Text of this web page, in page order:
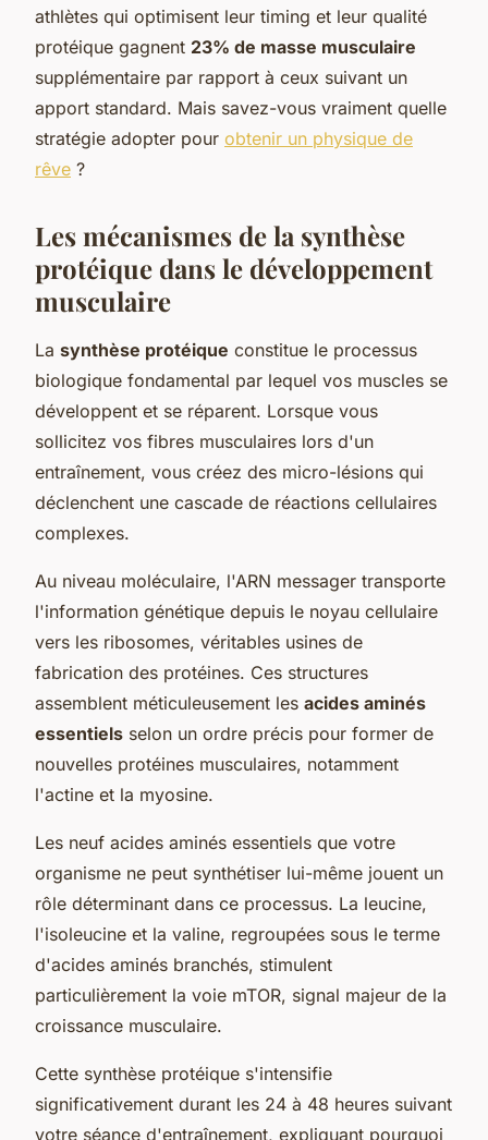
athlètes qui optimisent leur timing et leur qualité
protéique gagnent 23% de masse musculaire
supplémentaire par rapport à ceux suivant un
apport standard. Mais savez-vous vraiment quelle
stratégie adopter pour obtenir un physique de
rêve ?
Les mécanismes de la synthèse
protéique dans le développement
musculaire
La synthèse protéique constitue le processus
biologique fondamental par lequel vos muscles se
développent et se réparent. Lorsque vous
sollicitez vos fibres musculaires lors d'un
entraînement, vous créez des micro-lésions qui
déclenchent une cascade de réactions cellulaires
complexes.
Au niveau moléculaire, l'ARN messager transporte
l'information génétique depuis le noyau cellulaire
vers les ribosomes, véritables usines de
fabrication des protéines. Ces structures
assemblent méticuleusement les acides aminés
essentiels selon un ordre précis pour former de
nouvelles protéines musculaires, notamment
l'actine et la myosine.
Les neuf acides aminés essentiels que votre
organisme ne peut synthétiser lui-même jouent un
rôle déterminant dans ce processus. La leucine,
l'isoleucine et la valine, regroupées sous le terme
d'acides aminés branchés, stimulent
particulièrement la voie mTOR, signal majeur de la
croissance musculaire.
Cette synthèse protéique s'intensifie
significativement durant les 24 à 48 heures suivant
votre séance d'entraînement, expliquant pourquoi